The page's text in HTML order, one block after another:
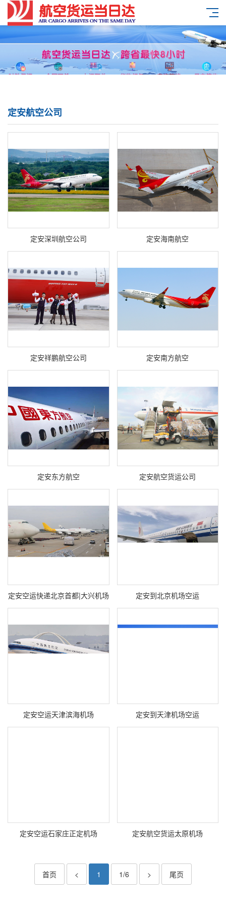
定安航空公司
定安深圳航空公司 定安海南航空
定安祥鹏航空公司 定安南方航空
定安东方航空 定安航空货运公司
定安空运快递北京首都|大兴机场 定安到北京机场空运
定安空运天津滨海机场 定安到天津机场空运
定安空运石家庄正定机场 定安航空货运太原机场
首页 < 1 1/6 > 尾页